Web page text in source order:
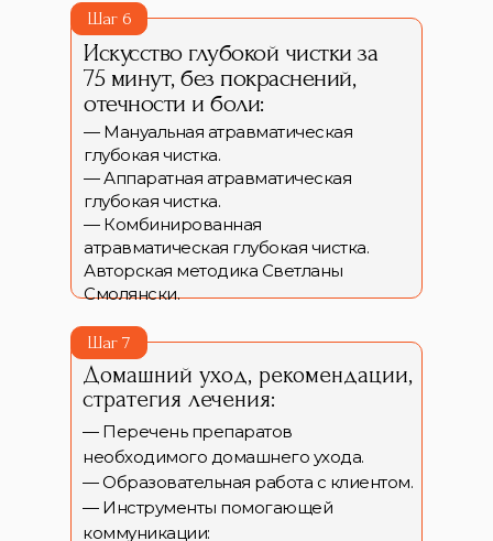
Искусство глубокой чистки за
75 минут, без покраснений,
отечности и боли:
— Мануальная атравматическая
глубокая чистка.
— Аппаратная атравматическая
глубокая чистка.
— Комбинированная
атравматическая глубокая чистка.
Авторская методика Светланы
Смолянски.
Шаг 6
Домашний уход, рекомендации,
стратегия лечения:
— Перечень препаратов
необходимого домашнего ухода.
— Образовательная работа с клиентом.
— Инструменты помогающей
коммуникации:
Шаг 7